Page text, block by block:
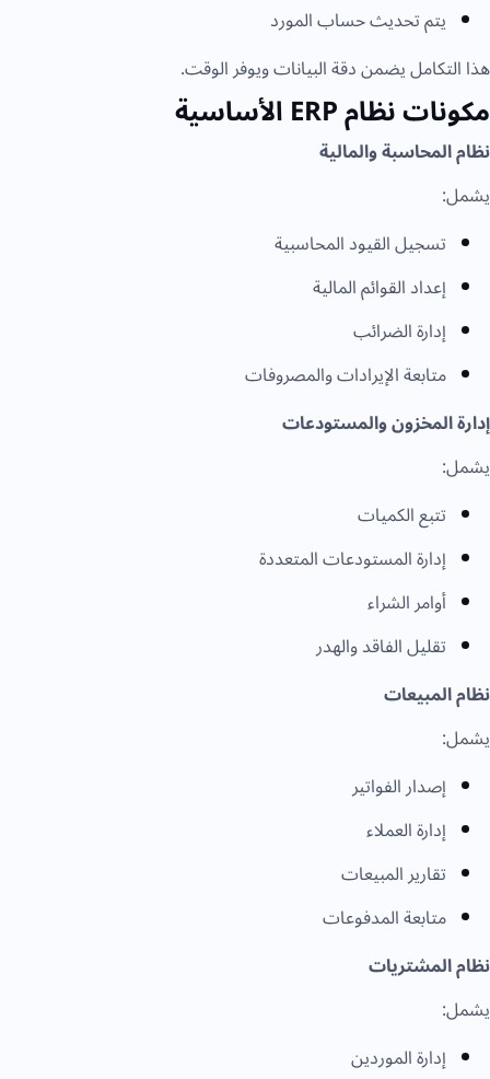
يتم تحديث حساب المورد
هذا التكامل يضمن دقة البيانات ويوفر الوقت.
مكونات نظام ERP الأساسية
نظام المحاسبة والمالية
يشمل:
تسجيل القيود المحاسبية
إعداد القوائم المالية
إدارة الضرائب
متابعة الإيرادات والمصروفات
إدارة المخزون والمستودعات
يشمل:
تتبع الكميات
إدارة المستودعات المتعددة
أوامر الشراء
تقليل الفاقد والهدر
نظام المبيعات
يشمل:
إصدار الفواتير
إدارة العملاء
تقارير المبيعات
متابعة المدفوعات
نظام المشتريات
يشمل:
إدارة الموردين